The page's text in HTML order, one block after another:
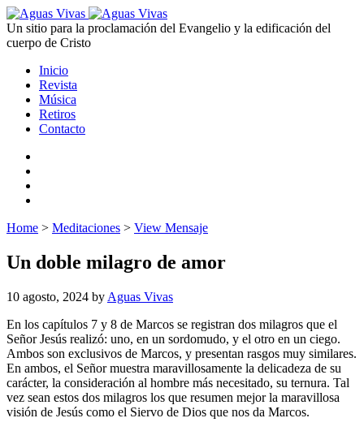
Un sitio para la proclamación del Evangelio y la edificación del
cuerpo de Cristo
Inicio
Revista
Música
Retiros
Contacto
Home > Meditaciones > View Mensaje
Un doble milagro de amor
10 agosto, 2024 by Aguas Vivas
En los capítulos 7 y 8 de Marcos se registran dos milagros que el
Señor Jesús realizó: uno, en un sordomudo, y el otro en un ciego.
Ambos son exclusivos de Marcos, y presentan rasgos muy similares.
En ambos, el Señor muestra maravillosamente la delicadeza de su
carácter, la consideración al hombre más necesitado, su ternura. Tal
vez sean estos dos milagros los que resumen mejor la maravillosa
visión de Jesús como el Siervo de Dios que nos da Marcos.